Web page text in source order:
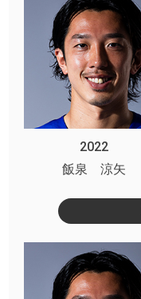
2022
飯泉 涼矢